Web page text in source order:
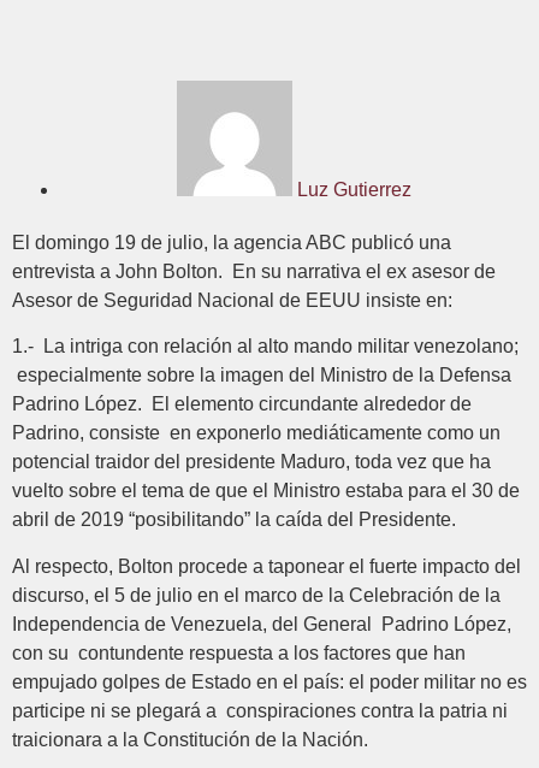
Luz Gutierrez
El domingo 19 de julio, la agencia ABC publicó una
entrevista a John Bolton. En su narrativa el ex asesor de
Asesor de Seguridad Nacional de EEUU insiste en:
1.- La intriga con relación al alto mando militar venezolano;
especialmente sobre la imagen del Ministro de la Defensa
Padrino López. El elemento circundante alrededor de
Padrino, consiste en exponerlo mediáticamente como un
potencial traidor del presidente Maduro, toda vez que ha
vuelto sobre el tema de que el Ministro estaba para el 30 de
abril de 2019 “posibilitando” la caída del Presidente.
Al respecto, Bolton procede a taponear el fuerte impacto del
discurso, el 5 de julio en el marco de la Celebración de la
Independencia de Venezuela, del General Padrino López,
con su contundente respuesta a los factores que han
empujado golpes de Estado en el país: el poder militar no es
participe ni se plegará a conspiraciones contra la patria ni
traicionara a la Constitución de la Nación.